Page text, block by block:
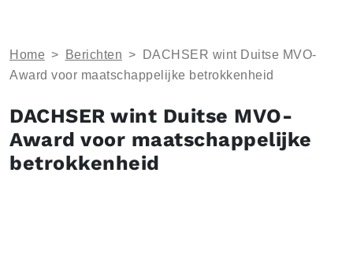
Home > Berichten >
DACHSER wint Duitse MVO-
Award voor maatschappelijke betrokkenheid
DACHSER wint Duitse MVO-
Award voor maatschappelijke
betrokkenheid